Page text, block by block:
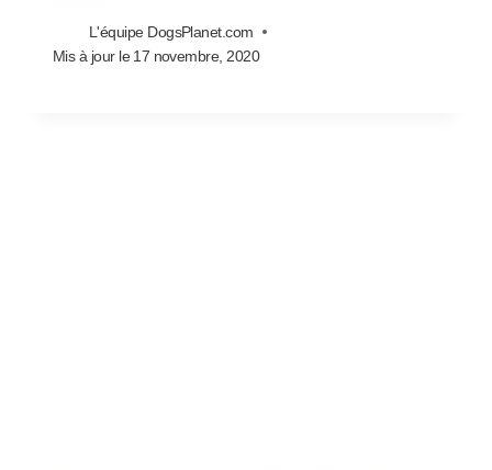
L'équipe DogsPlanet.com
Mis à jour le 17 novembre, 2020